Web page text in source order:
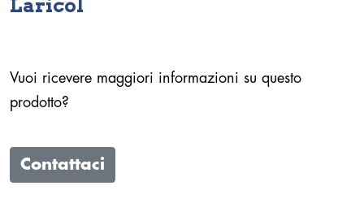
Laricol
Vuoi ricevere maggiori informazioni su questo
prodotto?
Contattaci